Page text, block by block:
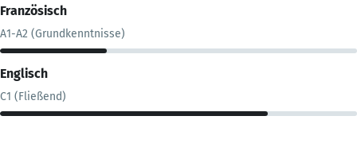
Französisch
A1-A2 (Grundkenntnisse)
Englisch
C1 (Fließend)